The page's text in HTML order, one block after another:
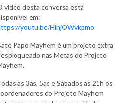
vídeo desta conversa está
em:
youtu.be/HinjOWvkpmo
Papo Mayhem é um projeto extra
nas Metas do Projeto
as 3as, 5as e Sabados as 21h os
do Projeto Mayhem